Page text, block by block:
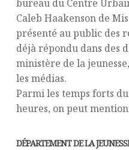
bureau du Centre
Caleb Haakenson de
présenté au public des
déjà répondu dans des
ministère de la
les médias.
Parmi les temps forts
heures, on peut
DÉPARTEMENT DE LA